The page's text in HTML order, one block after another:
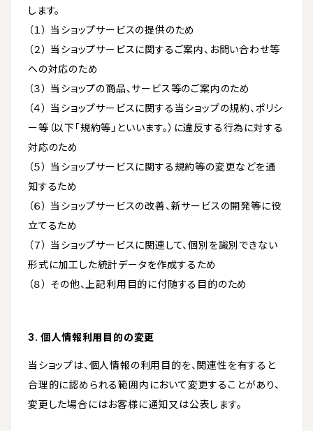
します。
（１） 当ショップサービスの提供のため
（２） 当ショップサービスに関するご案内、お問い合わせ等
への対応のため
（３） 当ショップの商品、サービス等のご案内のため
（４） 当ショップサービスに関する当ショップの規約、ポリシ
ー等（以下「規約等」といいます。）に違反する行為に対する
対応のため
（５） 当ショップサービスに関する規約等の変更などを通
知するため
（６） 当ショップサービスの改善、新サービスの開発等に役
立てるため
（７） 当ショップサービスに関連して、個別を識別できない
形式に加工した統計データを作成するため
（８） その他、上記利用目的に付随する目的のため
3. 個人情報利用目的の変更
当ショップは、個人情報の利用目的を、関連性を有すると
合理的に認められる範囲内において変更することがあり、
変更した場合にはお客様に通知又は公表します。